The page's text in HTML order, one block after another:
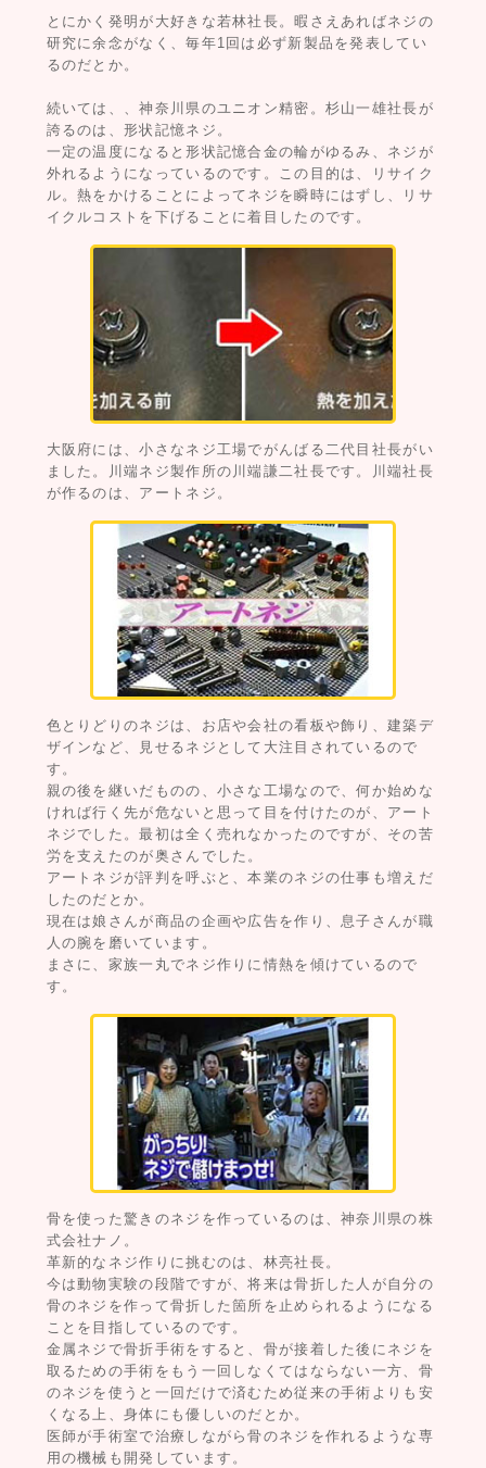
とにかく発明が大好きな若林社長。暇さえあればネジの
研究に余念がなく、毎年1回は必ず新製品を発表してい
るのだとか。
続いては、、神奈川県のユニオン精密。杉山一雄社長が
誇るのは、形状記憶ネジ。
一定の温度になると形状記憶合金の輪がゆるみ、ネジが
外れるようになっているのです。この目的は、リサイク
ル。熱をかけることによってネジを瞬時にはずし、リサ
イクルコストを下げることに着目したのです。
大阪府には、小さなネジ工場でがんばる二代目社長がい
ました。川端ネジ製作所の川端謙二社長です。川端社長
が作るのは、アートネジ。
色とりどりのネジは、お店や会社の看板や飾り、建築デ
ザインなど、見せるネジとして大注目されているので
す。
親の後を継いだものの、小さな工場なので、何か始めな
ければ行く先が危ないと思って目を付けたのが、アート
ネジでした。最初は全く売れなかったのですが、その苦
労を支えたのが奥さんでした。
アートネジが評判を呼ぶと、本業のネジの仕事も増えだ
したのだとか。
現在は娘さんが商品の企画や広告を作り、息子さんが職
人の腕を磨いています。
まさに、家族一丸でネジ作りに情熱を傾けているので
す。
骨を使った驚きのネジを作っているのは、神奈川県の株
式会社ナノ。
革新的なネジ作りに挑むのは、林亮社長。
今は動物実験の段階ですが、将来は骨折した人が自分の
骨のネジを作って骨折した箇所を止められるようになる
ことを目指しているのです。
金属ネジで骨折手術をすると、骨が接着した後にネジを
取るための手術をもう一回しなくてはならない一方、骨
のネジを使うと一回だけで済むため従来の手術よりも安
くなる上、身体にも優しいのだとか。
医師が手術室で治療しながら骨のネジを作れるような専
用の機械も開発しています。